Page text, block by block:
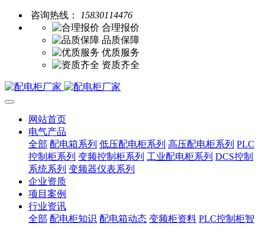
咨询热线：
15830114476
合理报价
品质保障
优质服务
资质齐全
网站首页
电气产品
全部 配电箱系列 低压配电柜系列 高压配电柜系列 PLC
控制柜系列 变频控制柜系列 工业配电柜系列 DCS控制
系统系列 变频器仪表系列
企业资质
项目案例
行业资讯
全部 配电柜知识 配电箱动态 变频柜资料 PLC控制柜智